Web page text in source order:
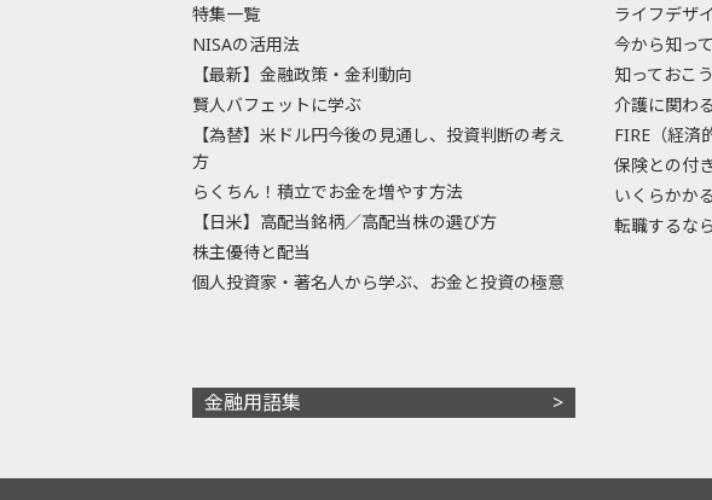
特集一覧
NISAの活用法
【最新】金融政策・金利動向
賢人バフェットに学ぶ
【為替】米ドル円今後の見通し、投資判断の考え
方
らくちん！積立でお金を増やす方法
【日米】高配当銘柄／高配当株の選び方
株主優待と配当
個人投資家・著名人から学ぶ、お金と投資の極意
ライフデザ
今から知っ
知っておこ
介護に関わ
FIRE（経済
保険との付
いくらかか
転職するな
金融用語集